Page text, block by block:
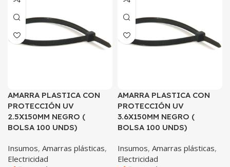
AMARRA PLASTICA CON
PROTECCIÓN UV
2.5X150MM NEGRO (
BOLSA 100 UNDS)
Insumos, Amarras plásticas,
Electricidad
AMARRA PLASTICA CON
PROTECCIÓN UV
3.6X150MM NEGRO (
BOLSA 100 UNDS)
Insumos, Amarras plásticas,
Electricidad